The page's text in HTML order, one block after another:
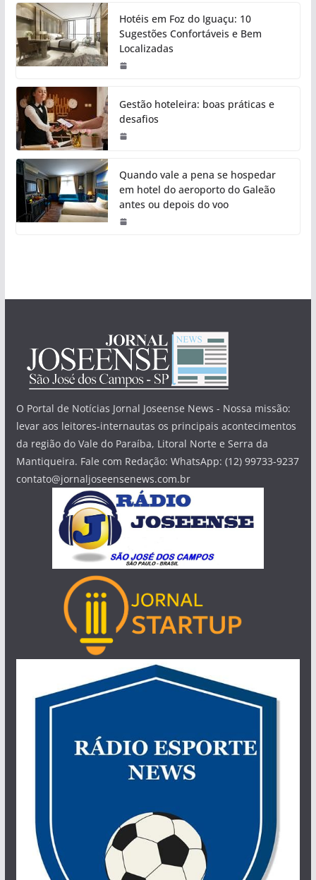
Hotéis em Foz do Iguaçu: 10
Sugestões Confortáveis e Bem
Localizadas
Gestão hoteleira: boas práticas e
desafios
Quando vale a pena se hospedar
em hotel do aeroporto do Galeão
antes ou depois do voo
O Portal de Notícias Jornal Joseense News - Nossa missão:
levar aos leitores-internautas os principais acontecimentos
da região do Vale do Paraíba, Litoral Norte e Serra da
Mantiqueira. Fale com Redação: WhatsApp: (12) 99733-9237
contato@jornaljoseensenews.com.br